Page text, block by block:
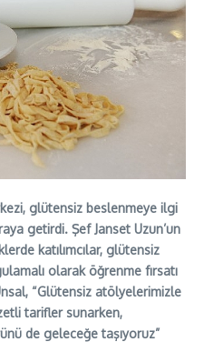
glütensiz beslenmeye ilgi
getirdi. Şef Janset Uzun’un
katılımcılar, glütensiz
olarak öğrenme fırsatı
“Glütensiz atölyelerimizle
tarifler sunarken,
de geleceğe taşıyoruz”